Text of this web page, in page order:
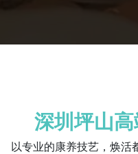
深圳坪山
以专业的康养技艺，焕活